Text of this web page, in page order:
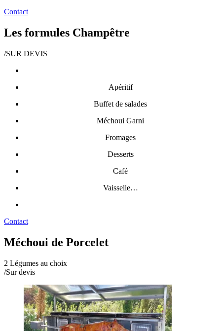
Contact
Les formules Champêtre
/SUR DEVIS
Apéritif
Buffet de salades
Méchoui Garni
Fromages
Desserts
Café
Vaisselle…
Contact
Méchoui de Porcelet
2 Légumes au choix
/Sur devis